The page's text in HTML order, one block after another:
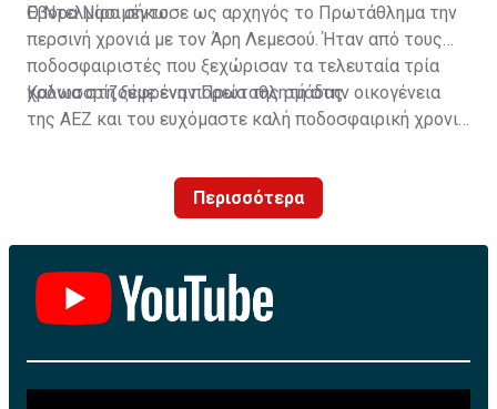
Έβορα Νασιμέντο.
Ο Ντελμίρο σήκωσε ως αρχηγός το Πρωτάθλημα την
περσινή χρονιά με τον Άρη Λεμεσού. Ήταν από τους
ποδοσφαιριστές που ξεχώρισαν τα τελευταία τρία
χρόνια στη ξέφρενη πορεία της ομάδας.
Καλωσορίζουμε έναν Πρωταθλητή στην οικογένεια
της ΑΕΖ και του ευχόμαστε καλή ποδοσφαιρική χρονιά
Περισσότερα